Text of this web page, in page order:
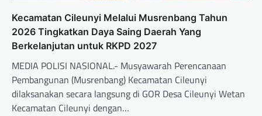
Kecamatan Cileunyi Melalui Musrenbang Tahun
2026 Tingkatkan Daya Saing Daerah Yang
Berkelanjutan untuk RKPD 2027
MEDIA POLISI NASIONAL.- Musyawarah Perencanaan
Pembangunan (Musrenbang) Kecamatan Cileunyi
dilaksanakan secara langsung di GOR Desa Cileunyi Wetan
Kecamatan Cileunyi dengan…